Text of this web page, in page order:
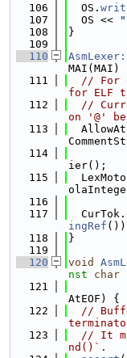
  106
  OS.
  107
  OS <<
  108
}
  109
  110
MAI(MAI)
  111
// For
for ELF
  112
//
on '@'
  113
  114
ier();
  115
  116
  117
ingRef
  118
}
  119
  120
void
nst
char
  121
AtEOF) {
  122
//
  123
// It
nd()`.